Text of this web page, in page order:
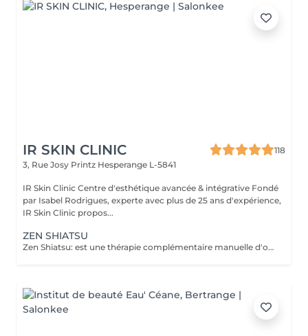
IR SKIN CLINIC
118
3, Rue Josy Printz Hesperange L-5841
IR Skin Clinic Centre d'esthétique avancée & intégrative Fondé
par Isabel Rodrigues, experte avec plus de 25 ans d'expérience,
IR Skin Clinic propos...
ZEN SHIATSU
Zen Shiatsu: est une thérapie complémentaire manuelle d'origine japonaise, proche de l'acupuncture mais sans aiguilles. C'est une forme de massage, qui équilibre le yin et le yang et stimule ainsi les forces d'autorégulation naturelles du corps. Elle se base sur les méridiens connus dans la Médecine Traditionnelle Chinoise (MTC).